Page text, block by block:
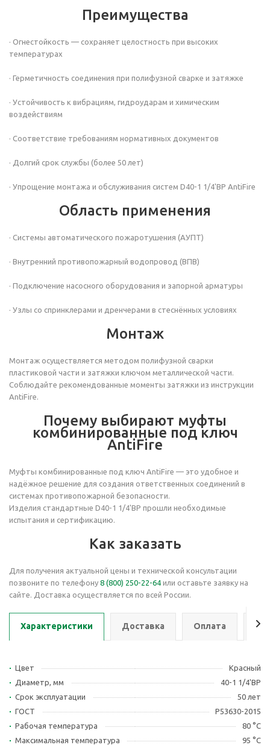
Преимущества
· Огнестойкость — сохраняет целостность при высоких
температурах
· Герметичность соединения при полифузной сварке и затяжке
· Устойчивость к вибрациям, гидроударам и химическим
воздействиям
· Соответствие требованиям нормативных документов
· Долгий срок службы (более 50 лет)
· Упрощение монтажа и обслуживания систем D40-1 1/4'ВР AntiFire
Область применения
· Системы автоматического пожаротушения (АУПТ)
· Внутренний противопожарный водопровод (ВПВ)
· Подключение насосного оборудования и запорной арматуры
· Узлы со спринклерами и дренчерами в стеснённых условиях
Монтаж
Монтаж осуществляется методом полифузной сварки
пластиковой части и затяжки ключом металлической части.
Соблюдайте рекомендованные моменты затяжки из инструкции
AntiFire.
Почему выбирают муфты
комбинированные под ключ
AntiFire
Муфты комбинированные под ключ AntiFire — это удобное и
надёжное решение для создания ответственных соединений в
системах противопожарной безопасности.
Изделия стандартные D40-1 1/4'ВР прошли необходимые
испытания и сертификацию.
Как заказать
Для получения актуальной цены и технической консультации
позвоните по телефону 8 (800) 250-22-64 или оставьте заявку на
сайте. Доставка осуществляется по всей России.
Характеристики Доставка Оплата
Цвет
Красный
Диаметр, мм
40-1 1/4'ВР
Срок эксплуатации
50 лет
ГОСТ
Р53630-2015
Рабочая температура
80 °С
Максимальная температура
95 °С